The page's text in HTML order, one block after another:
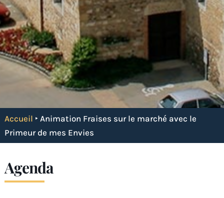
Accueil ‣ Animation Fraises sur le marché avec le
Primeur de mes Envies
Agenda